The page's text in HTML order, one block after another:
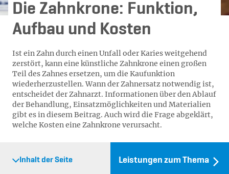
Die Zahnkrone: Funktion,
Aufbau und Kosten
Ist ein Zahn durch einen Unfall oder Karies weitgehend
zerstört, kann eine künstliche Zahnkrone einen großen
Teil des Zahnes ersetzen, um die Kaufunktion
wiederherzustellen. Wann der Zahnersatz notwendig ist,
entscheidet der Zahnarzt. Informationen über den Ablauf
der Behandlung, Einsatzmöglichkeiten und Materialien
gibt es in diesem Beitrag. Auch wird die Frage abgeklärt,
welche Kosten eine Zahnkrone verursacht.
Inhalt der Seite Leistungen zum Thema